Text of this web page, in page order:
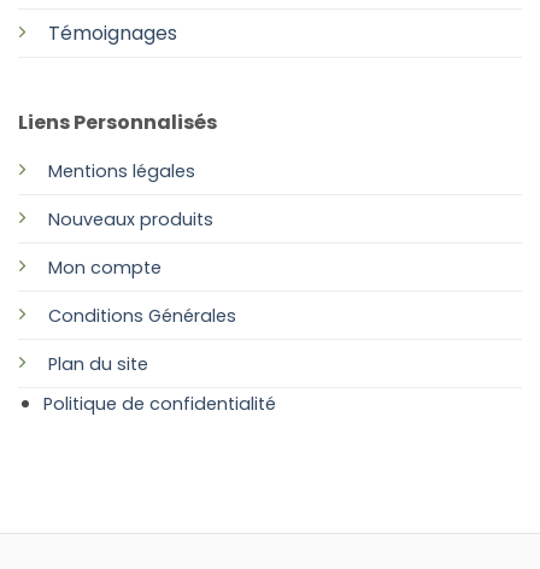
Témoignages
Liens Personnalisés
Mentions légales
Nouveaux produits
Mon compte
Conditions Générales
Plan du site
Politique de confidentialité